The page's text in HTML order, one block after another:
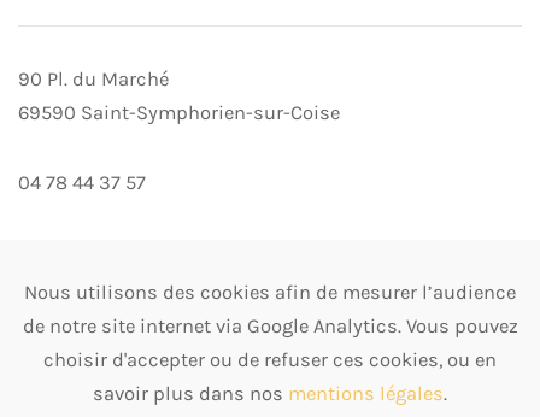
90 Pl. du Marché
69590 Saint-Symphorien-sur-Coise
04 78 44 37 57
Nous utilisons des cookies afin de mesurer l’audience
de notre site internet via Google Analytics. Vous pouvez
choisir d'accepter ou de refuser ces cookies, ou en
savoir plus dans nos mentions légales.